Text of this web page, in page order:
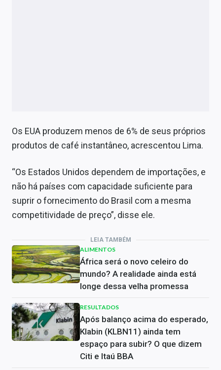
Os EUA produzem menos de 6% de seus próprios
produtos de café instantâneo, acrescentou Lima.
“Os Estados Unidos dependem de importações, e
não há países com capacidade suficiente para
suprir o fornecimento do Brasil com a mesma
competitividade de preço”, disse ele.
LEIA TAMBÉM
ALIMENTOS
África será o novo celeiro do
mundo? A realidade ainda está
longe dessa velha promessa
RESULTADOS
Após balanço acima do esperado,
Klabin (KLBN11) ainda tem
espaço para subir? O que dizem
Citi e Itaú BBA